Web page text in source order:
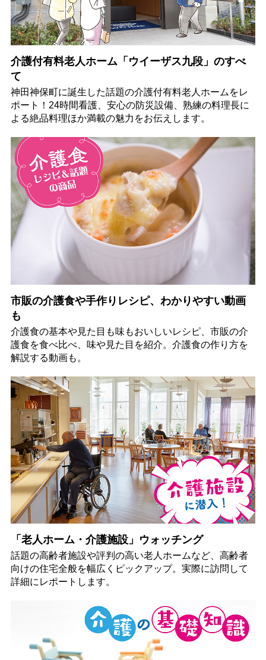
介護付有料老人ホーム「ウイーザス九段」のすべ
て
神田神保町に誕生した話題の介護付有料老人ホームをレ
ポート！24時間看護、安心の防災設備、熟練の料理長に
よる絶品料理ほか満載の魅力をお伝えします。
市販の介護食や手作りレシピ、わかりやすい動画
も
介護食の基本や見た目も味もおいしいレシピ、市販の介
護食を食べ比べ、味や見た目を紹介。介護食の作り方を
解説する動画も。
「老人ホーム・介護施設」ウォッチング
話題の高齢者施設や評判の高い老人ホームなど、高齢者
向けの住宅全般を幅広くピックアップ。実際に訪問して
詳細にレポートします。